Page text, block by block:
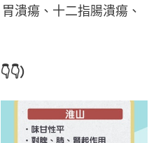
潰瘍、十二指腸潰瘍、
）